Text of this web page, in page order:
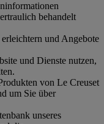
behandelt
und Angebote
und Dienste nutzen,
von Le Creuset
um Sie über
unseres